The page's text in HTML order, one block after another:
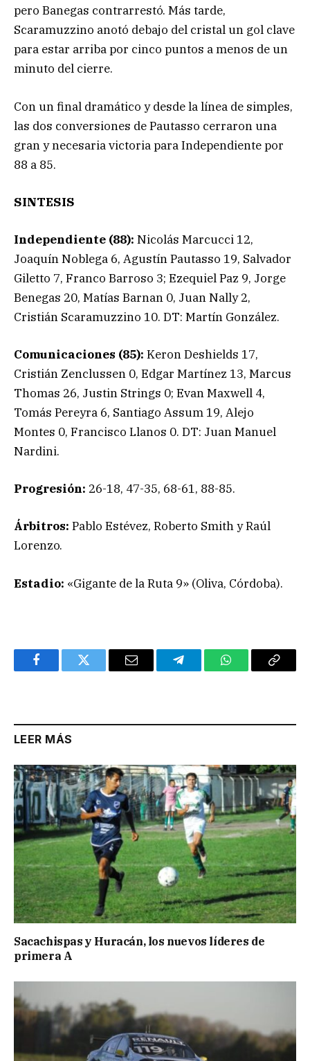
pero Banegas contrarrestó. Más tarde,
Scaramuzzino anotó debajo del cristal un gol clave
para estar arriba por cinco puntos a menos de un
minuto del cierre.
Con un final dramático y desde la línea de simples,
las dos conversiones de Pautasso cerraron una
gran y necesaria victoria para Independiente por
88 a 85.
SINTESIS
Independiente (88): Nicolás Marcucci 12,
Joaquín Noblega 6, Agustín Pautasso 19, Salvador
Giletto 7, Franco Barroso 3; Ezequiel Paz 9, Jorge
Benegas 20, Matías Barnan 0, Juan Nally 2,
Cristián Scaramuzzino 10. DT: Martín González.
Comunicaciones (85): Keron Deshields 17,
Cristián Zenclussen 0, Edgar Martínez 13, Marcus
Thomas 26, Justin Strings 0; Evan Maxwell 4,
Tomás Pereyra 6, Santiago Assum 19, Alejo
Montes 0, Francisco Llanos 0. DT: Juan Manuel
Nardini.
Progresión: 26-18, 47-35, 68-61, 88-85.
Árbitros: Pablo Estévez, Roberto Smith y Raúl
Lorenzo.
Estadio: «Gigante de la Ruta 9» (Oliva, Córdoba).
FacebookTwitter Email TelegramWhatsAppCopy
LEER MÁS
Sacachispas y Huracán, los nuevos líderes de
primera A